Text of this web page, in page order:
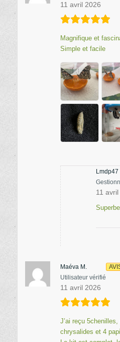
11 avril 2026
Magnifique et
Simple et facile
Lmdp47
11
Maéva M.
Utilisateur vérifié
11 avril 2026
J’ai reçu
chrysalides et 4